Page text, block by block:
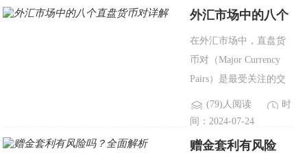
了解“锁汇日月均价”的
外汇市场中的八个
在外汇市场中，直盘货
币对（Major Currency
Pairs）是最受关注的交
易品种。这些货币对包
括美元与其他主要货币
的组合，因其流动性
(79)人阅读
时
间：2024-07-24
赠金套利有风险